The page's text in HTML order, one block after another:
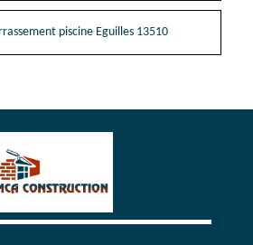
piscine Eguilles 13510